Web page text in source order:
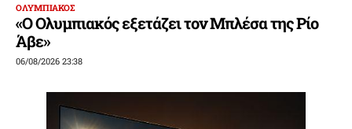
ΟΛΥΜΠΙΑΚΟΣ
«Ο Ολυμπιακός εξετάζει τον Μπλέσα της Ρίο
Άβε»
06/08/2026 23:38